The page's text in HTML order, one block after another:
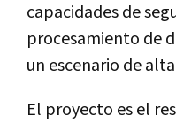
capacidades de
procesamiento de
un escenario de
El proyecto es el